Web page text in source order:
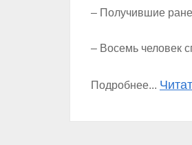
– Получившие
– Восемь человек
Подробнее...